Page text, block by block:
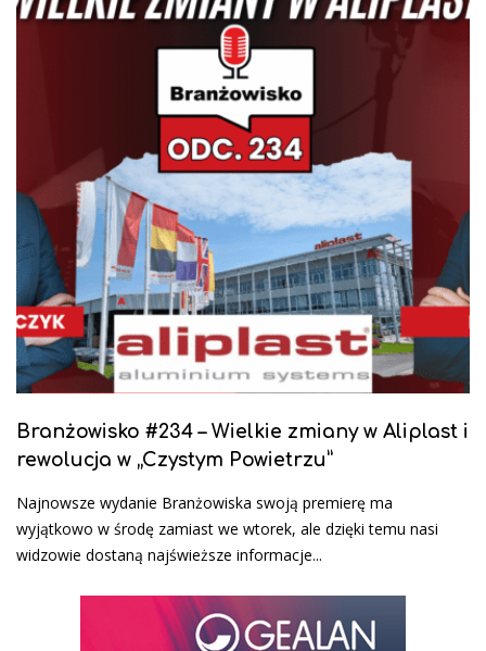
Branżowisko #234 – Wielkie zmiany w Aliplast i
rewolucja w „Czystym Powietrzu”
Najnowsze wydanie Branżowiska swoją premierę ma
wyjątkowo w środę zamiast we wtorek, ale dzięki temu nasi
widzowie dostaną najświeższe informacje...